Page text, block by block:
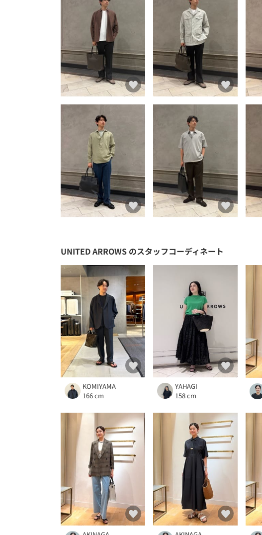
UNITED ARROWS のスタッフコーディネート
KOMIYAMA
166 cm
YAHAGI
158 cm